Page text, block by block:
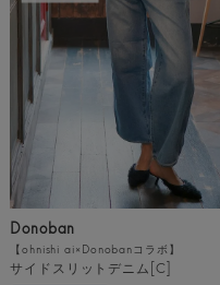
Donoban
【ohnishi ai×Donobanコラボ】
サイドスリットデニム[C]